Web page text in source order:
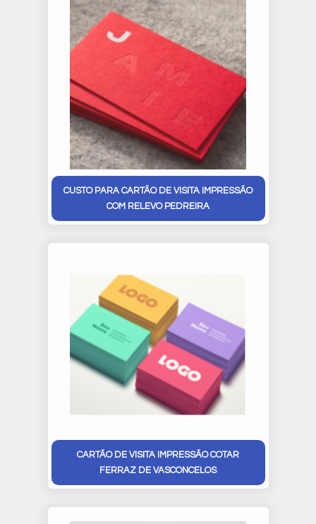
CUSTO PARA CARTÃO DE VISITA IMPRESSÃO
COM RELEVO PEDREIRA
CARTÃO DE VISITA IMPRESSÃO COTAR
FERRAZ DE VASCONCELOS